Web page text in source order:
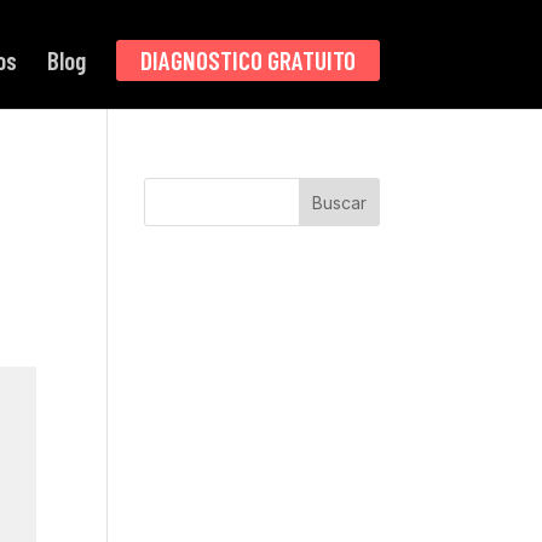
Blog DIAGNOSTICO GRATUITO
Buscar